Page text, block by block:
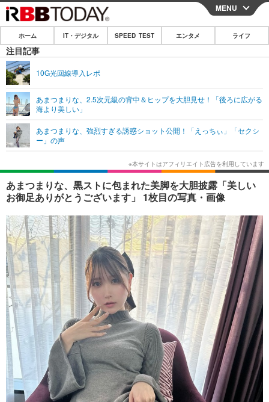
CLOSE
ホーム
IT・デジタル
ネタ
ショッピング その他
SPEED TEST
エンタメ
エンタメTOP
韓国・芸能
音楽 スポーツ
ショッピング その他
ライフ
ライフTOP グルメ
ペット ショッピング
その他
リリース一覧
プッシュ通知の停止方法
MENU
ホーム IT・デジタル SPEED TEST エンタメ ライフ
注目記事
10G光回線導入レポ
あまつまりな、2.5次元級の背中＆ヒップを大胆見せ！「後ろに広がる
海より美しい」
あまつまりな、強烈すぎる誘惑ショット公開！「えっちぃ」「セクシ
ー」の声
あまつまりな、黒ストに包まれた美脚を大胆披露「美しい
お御足ありがとうございます」 1枚目の写真・画像